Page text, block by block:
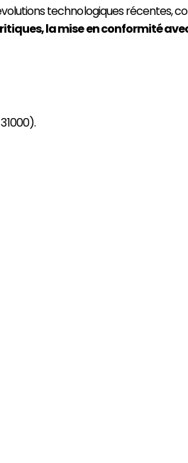
technologiques récentes,
la mise en conformité